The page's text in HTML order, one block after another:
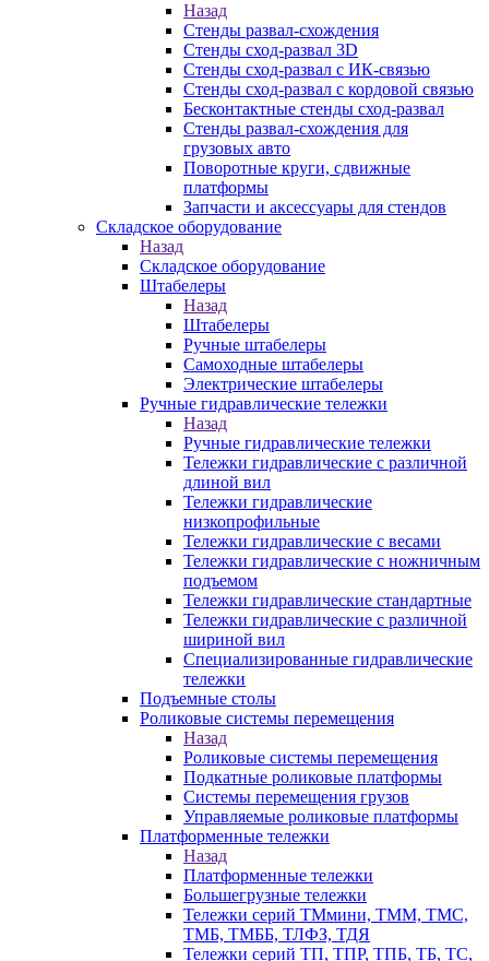
Назад
Стенды развал-схождения
Стенды сход-развал 3D
Стенды сход-развал с ИК-связью
Стенды сход-развал с кордовой связью
Бесконтактные стенды сход-развал
Стенды развал-схождения для
грузовых авто
Поворотные круги, сдвижные
платформы
Запчасти и аксессуары для стендов
Складское оборудование
Назад
Складское оборудование
Штабелеры
Назад
Штабелеры
Ручные штабелеры
Самоходные штабелеры
Электрические штабелеры
Ручные гидравлические тележки
Назад
Ручные гидравлические тележки
Тележки гидравлические с различной
длиной вил
Тележки гидравлические
низкопрофильные
Тележки гидравлические с весами
Тележки гидравлические с ножничным
подъемом
Тележки гидравлические стандартные
Тележки гидравлические с различной
шириной вил
Специализированные гидравлические
тележки
Подъемные столы
Роликовые системы перемещения
Назад
Роликовые системы перемещения
Подкатные роликовые платформы
Системы перемещения грузов
Управляемые роликовые платформы
Платформенные тележки
Назад
Платформенные тележки
Большегрузные тележки
Тележки серий ТМмини, ТММ, ТМС,
ТМБ, ТМББ, ТЛФЗ, ТДЯ
Тележки серий ТП, ТПР, ТПБ, ТБ, ТС,